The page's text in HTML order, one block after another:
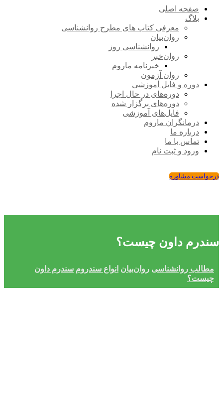
صفحه اصلی
بلاگ
معرفی کتاب های مطرح روانشناسی
روان‌بیان
روانشناسی روز
روان‌خبر
خبرنامه ماروم
روان آزمون
دوره و فایل آموزشی
دوره‌های در حال اجرا
دوره‌های برگزار شده
فایل‌های آموزشی
درمانگران ماروم
درباره ما
تماس با ما
ورود و ثبت نام
درخواست مشاوره
سندرم داون چیست؟
مطالب روانشناسی روان‌بیان انواع سندروم سندرم داون
چیست؟